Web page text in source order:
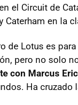
el Circuit de
Caterham en la
de Lotus es
pero no solo
con Marcus
Ha